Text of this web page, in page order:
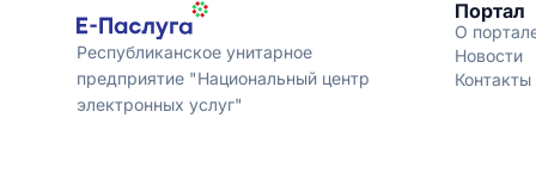
Республиканское унитарное
предприятие "Национальный центр
электронных услуг"
Портал
О
Новости
Контакты